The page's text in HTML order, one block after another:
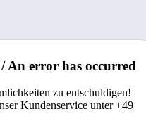
An error has occurred
zu entschuldigen!
Kundenservice unter +49